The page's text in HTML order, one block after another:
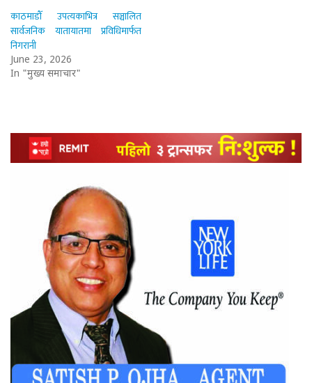
काठमाडौँ उपत्यकाभित्र सञ्चालित
सार्वजनिक यातायातमा प्रविधिमार्फत
निगरानी
June 23, 2026
In "मुख्य समाचार"